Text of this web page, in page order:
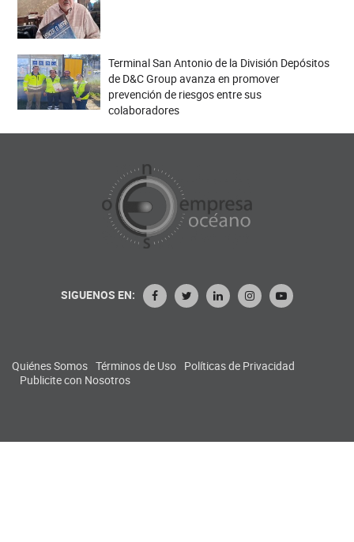
Terminal San Antonio de la División Depósitos
de D&C Group avanza en promover
prevención de riesgos entre sus
colaboradores
SIGUENOS EN:
Quiénes Somos Términos de Uso Políticas de Privacidad
Publicite con Nosotros